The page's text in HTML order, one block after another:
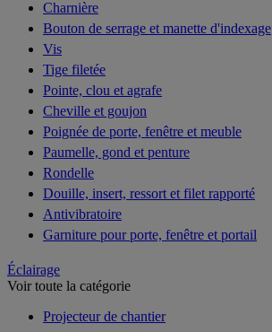
Charnière
Bouton de serrage et manette d'indexage
Vis
Tige filetée
Pointe, clou et agrafe
Cheville et goujon
Poignée de porte, fenêtre et meuble
Paumelle, gond et penture
Rondelle
Douille, insert, ressort et filet rapporté
Antivibratoire
Garniture pour porte, fenêtre et portail
Éclairage
Voir toute la catégorie
Projecteur de chantier